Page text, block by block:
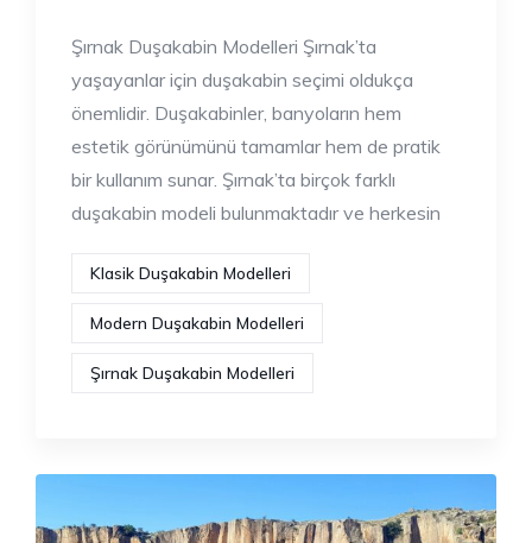
Şırnak Duşakabin Modelleri Şırnak’ta
yaşayanlar için duşakabin seçimi oldukça
önemlidir. Duşakabinler, banyoların hem
estetik görünümünü tamamlar hem de pratik
bir kullanım sunar. Şırnak’ta birçok farklı
duşakabin modeli bulunmaktadır ve herkesin
Klasik Duşakabin Modelleri
Modern Duşakabin Modelleri
Şırnak Duşakabin Modelleri